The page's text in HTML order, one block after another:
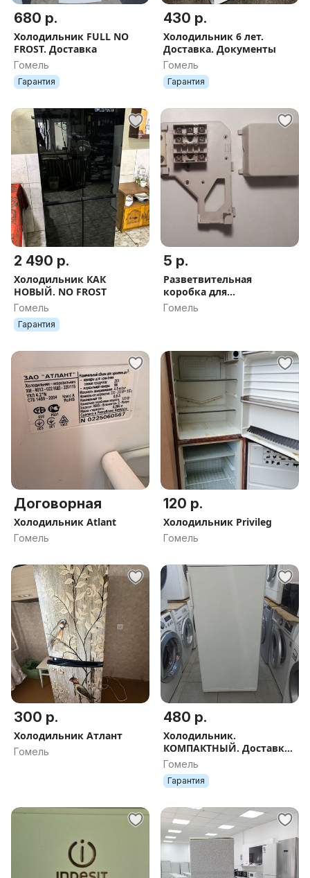
680 р.
Холодильник FULL NO
FROST. Доставка
Гомель
Гарантия
430 р.
Холодильник 6 лет.
Доставка. Документы
Гомель
Гарантия
2 490 р.
Холодильник КАК
НОВЫЙ. NO FROST
Гомель
Гарантия
5 р.
Разветвительная
коробка для
холодильника Атлант
Гомель
Договорная
Холодильник Atlant
Гомель
120 р.
Холодильник Privileg
Гомель
300 р.
Холодильник Атлант
Гомель
480 р.
Холодильник.
КОМПАКТНЫЙ. Доставка.
Документы
Гомель
Гарантия